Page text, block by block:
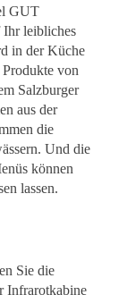
GUT
leibliches
in der Küche
von
Salzburger
aus der
die
Und die
können
lassen.
Sie die
Infrarotkabine